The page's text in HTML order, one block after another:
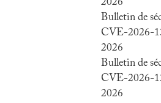
2026
Bulletin de
CVE-2026-
2026
Bulletin de
CVE-2026-
2026